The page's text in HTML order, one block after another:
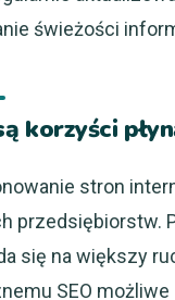
świeżości
korzyści
stron
się na większy
SEO